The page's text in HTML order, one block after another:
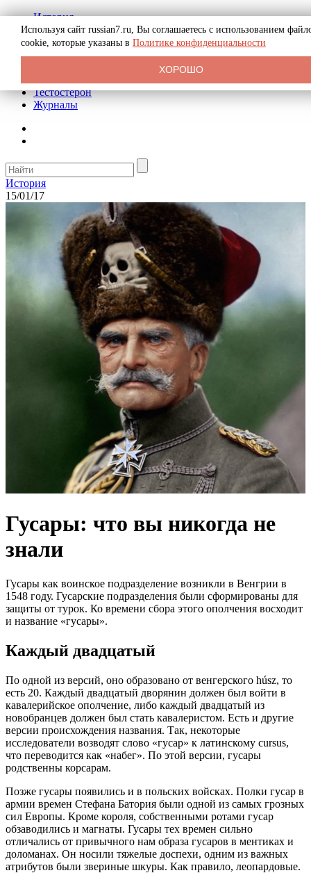
История
Биография
Криминал
Реклама на сайте
Тестостерон
Журналы
История
15/01/17
Гусары: что вы никогда не
знали
Гусары как воинское подразделение возникли в Венгрии в
1548 году. Гусарские подразделения были сформированы для
защиты от турок. Ко времени сбора этого ополчения восходит
и название «гусары».
Каждый двадцатый
По одной из версий, оно образовано от венгерского húsz, то
есть 20. Каждый двадцатый дворянин должен был войти в
кавалерийское ополчение, либо каждый двадцатый из
новобранцев должен был стать кавалеристом. Есть и другие
версии происхождения названия. Так, некоторые
исследователи возводят слово «гусар» к латинскому cursus,
что переводится как «набег». По этой версии, гусары
родственны корсарам.
Позже гусары появились и в польских войсках. Полки гусар в
армии времен Стефана Батория были одной из самых грозных
сил Европы. Кроме короля, собственными ротами гусар
обзаводились и магнаты. Гусары тех времен сильно
отличались от привычного нам образа гусаров в ментиках и
доломанах. Он носили тяжелые доспехи, одним из важных
атрибутов были звериные шкуры. Как правило, леопардовые.
Используя сайт russian7.ru, Вы соглашаетесь с использованием
cookie, которые указаны в Политике конфиденциальности
ХОРОШО